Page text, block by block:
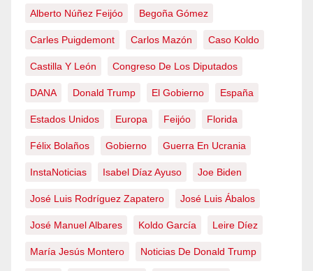
Alberto Núñez Feijóo Begoña Gómez
Carles Puigdemont Carlos Mazón Caso Koldo
Castilla Y León Congreso De Los Diputados
DANA Donald Trump El Gobierno España
Estados Unidos Europa Feijóo Florida
Félix Bolaños Gobierno Guerra En Ucrania
InstaNoticias Isabel Díaz Ayuso Joe Biden
José Luis Rodríguez Zapatero José Luis Ábalos
José Manuel Albares Koldo García Leire Díez
María Jesús Montero Noticias De Donald Trump